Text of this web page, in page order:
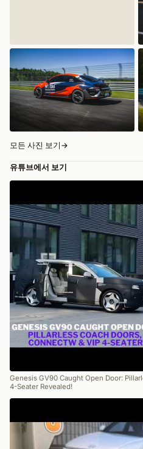
모든 사진 보기 →
유튜브에서 보기
Genesis GV90 Caught Open Door:
4-Seater Revealed!